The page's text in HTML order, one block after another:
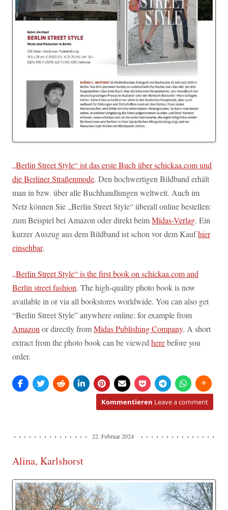
„Berlin Street Style“ ist das erste Buch über schickaa.com und
die Berliner Straßenmode. Den hochwertigen Bildband erhält
man in bzw. über alle Buchhandlungen weltweit. Auch im
Netz können Sie „Berlin Street Style“ überall online bestellen:
zum Beispiel bei Amazon oder direkt beimMidas-Verlag. Ein
kurzer Auszug aus dem Bildband ist schon vor dem Kaufhier
einsehbar.
„Berlin Street Style“ is the first book on schickaa.com and
Berlin street fashion. The high-quality photo book is now
available in or via all bookstores worldwide. You can also get
“Berlin Street Style” anywhere online: for example from
Amazon or directly fromMidas Publishing Company. A short
extract from the photo book can be viewed herebefore you
order.
Kommentieren Leave a comment
22. Februar 2024
Alina, Karlshorst